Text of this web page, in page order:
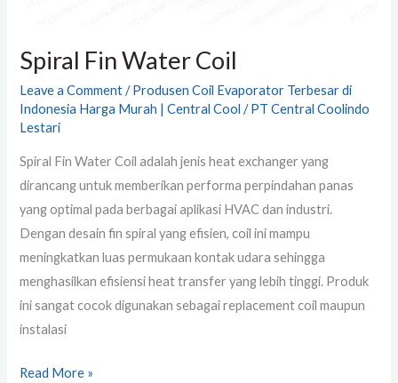
Spiral Fin Water Coil
Leave a Comment /Produsen Coil Evaporator Terbesar di
Indonesia Harga Murah | Central Cool /PT Central Coolindo
Lestari
Spiral Fin Water Coil adalah jenis heat exchanger yang
dirancang untuk memberikan performa perpindahan panas
yang optimal pada berbagai aplikasi HVAC dan industri.
Dengan desain fin spiral yang efisien, coil ini mampu
meningkatkan luas permukaan kontak udara sehingga
menghasilkan efisiensi heat transfer yang lebih tinggi. Produk
ini sangat cocok digunakan sebagai replacement coil maupun
instalasi
Read More »